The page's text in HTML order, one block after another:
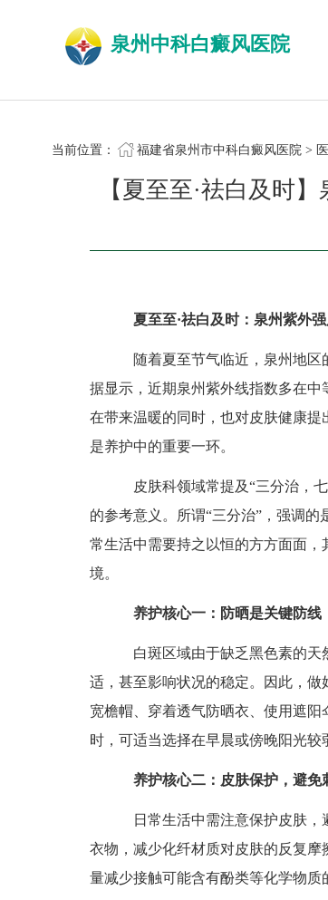
泉州中科白癜风医院
当前位置： 福建省泉州市中科白癜风医院 >
【夏至至·祛白及时
夏至至·祛白及时：泉州紫外
随着夏至节气临近，泉州地区
据显示，近期泉州紫外线指数多在
在带来温暖的同时，也对皮肤健康
是养护中的重要一环。
皮肤科领域常提及“三分治，七
的参考意义。所谓“三分治”，强调的
常生活中需要持之以恒的方方面面
境。
养护核心一：防晒是关键防线
白斑区域由于缺乏黑色素的天
适，甚至影响状况的稳定。因此，
宽檐帽、穿着透气防晒衣、使用遮
时，可适当选择在早晨或傍晚阳光较
养护核心二：皮肤保护，避免
日常生活中需注意保护皮肤，
衣物，减少化纤材质对皮肤的反复
量减少接触可能含有酚类等化学物质